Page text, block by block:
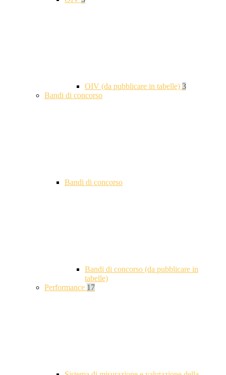
OIV (da pubblicare in tabelle) 3
Bandi di concorso
Bandi di concorso
Bandi di concorso (da pubblicare in
tabelle)
Performance 17